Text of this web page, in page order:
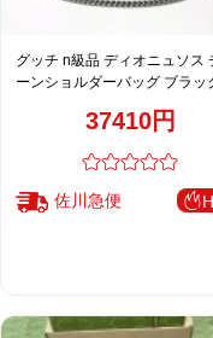
グッチ n級品 ディオニュソス
ーンショルダーバッグ ブラッ
37410円
佐川急便